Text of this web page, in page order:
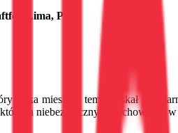
Lima, Peru
miesięcy temu zyskał
niebezpiecznych zachowań –